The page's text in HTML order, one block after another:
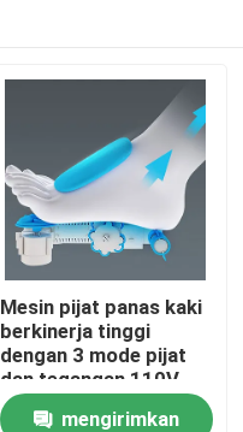
Mesin pijat panas kaki
berkinerja tinggi
dengan 3 mode pijat
dan tegangan 110V-
240V
mengirimkan